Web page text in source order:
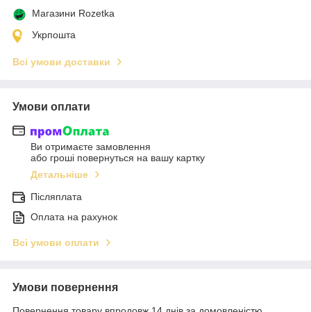
Магазини Rozetka
Укрпошта
Всі умови доставки
Умови оплати
Ви отримаєте замовлення
або гроші повернуться на вашу картку
Детальніше
Післяплата
Оплата на рахунок
Всі умови оплати
Умови повернення